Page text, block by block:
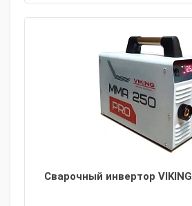
Сварочный инвертор